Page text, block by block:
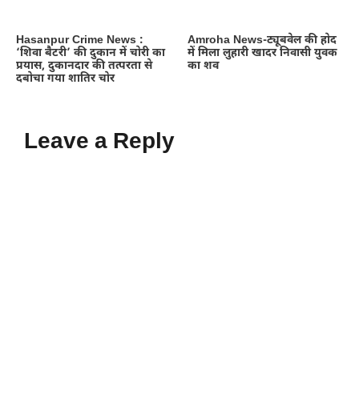
Hasanpur Crime News :
‘शिवा बैटरी’ की दुकान में चोरी का
प्रयास, दुकानदार की तत्परता से
दबोचा गया शातिर चोर
Amroha News-ट्यूबवेल की होद
में मिला लुहारी खादर निवासी युवक
का शव
Leave a Reply